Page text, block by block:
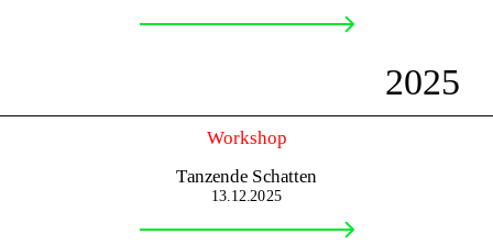
2025
Workshop
Tanzende Schatten
13.12.2025